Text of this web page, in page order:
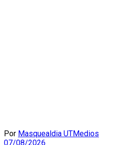
Por Masquealdia UTMedios
07/08/2026